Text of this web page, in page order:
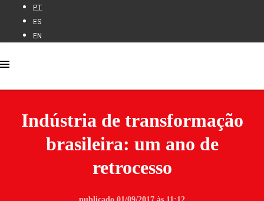
PT
ES
EN
Indústria de transformação
brasileira: um ano de
retrocesso